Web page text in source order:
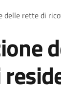
delle rette di